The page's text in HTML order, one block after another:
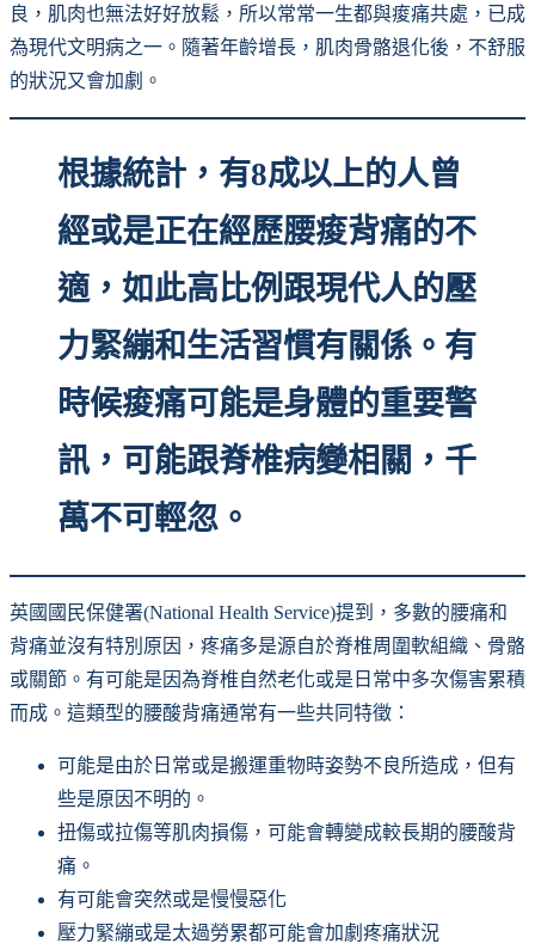
良，肌肉也無法好好放鬆，所以常常一生都與痠痛共處，已成
為現代文明病之一。隨著年齡增長，肌肉骨骼退化後，不舒服
的狀況又會加劇。
根據統計，有8成以上的人曾
經或是正在經歷腰痠背痛的不
適，如此高比例跟現代人的壓
力緊繃和生活習慣有關係。有
時候痠痛可能是身體的重要警
訊，可能跟脊椎病變相關，千
萬不可輕忽。
英國國民保健署(National Health Service)提到，多數的腰痛和
背痛並沒有特別原因，疼痛多是源自於脊椎周圍軟組織、骨骼
或關節。有可能是因為脊椎自然老化或是日常中多次傷害累積
而成。這類型的腰酸背痛通常有一些共同特徵：
可能是由於日常或是搬運重物時姿勢不良所造成，但有
些是原因不明的。
扭傷或拉傷等肌肉損傷，可能會轉變成較長期的腰酸背
痛。
有可能會突然或是慢慢惡化
壓力緊繃或是太過勞累都可能會加劇疼痛狀況